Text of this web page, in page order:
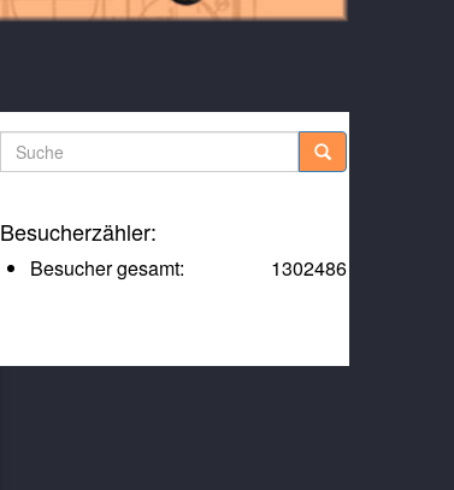
Suche
Besucherzähler:
1302486
Besucher gesamt: